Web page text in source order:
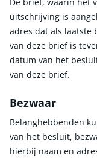
De brief, waarin het
uitschrijving is
adres dat als laatste
van deze brief is
datum van het
van deze brief.
Bezwaar
Belanghebbenden
van het besluit,
hierbij naam en